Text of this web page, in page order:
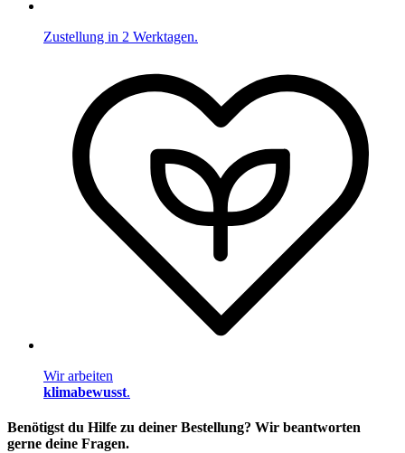
Zustellung in 2 Werktagen.
Wir arbeiten
klimabewusst.
Benötigst du Hilfe zu deiner Bestellung? Wir beantworten
gerne deine Fragen.